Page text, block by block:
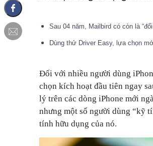
Sau 04 năm, Mailbird có còn là
Dùng thử Driver Easy, lựa chọn
Đối với nhiều người dùng
chọn kích hoạt đầu tiên ngay
lý trên các dòng iPhone mới
nhưng một số người dùng “kỹ
tính hữu dụng của nó.